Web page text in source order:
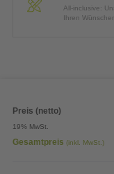
All-inclusive:
Ihren
Preis (netto)
19% MwSt.
Gesamtpreis (inkl. MwSt.)